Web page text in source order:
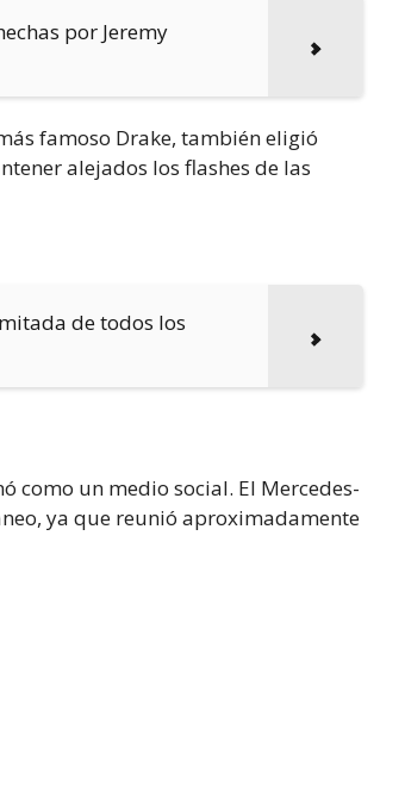
por Jeremy
famoso Drake, también eligió
alejados los flashes de las
de todos los
como un medio social. El Mercedes-
ya que reunió aproximadamente